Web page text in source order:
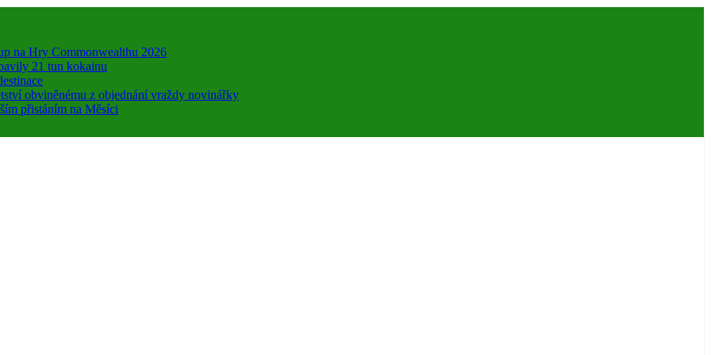
na Hry Commonwealthu 2026
21 tun kokainu
obviněnému z objednání vraždy novinářky
přistáním na Měsíci